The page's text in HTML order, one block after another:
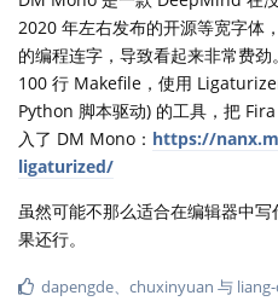
2020 年左右发布的开源等宽字体
的编程连字，导致看起来非常费
100 行 Makefile，使用
Python 脚本驱动) 的工具，把
入了 DM Mono： https://
ligaturized/
虽然可能不那么适合在编辑器中
果还行。
dapengde、 chuxinyuan 与